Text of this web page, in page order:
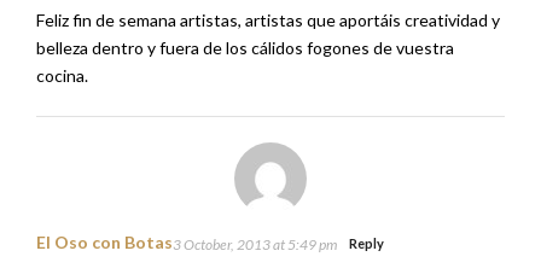
Feliz fin de semana artistas, artistas que aportáis creatividad y
belleza dentro y fuera de los cálidos fogones de vuestra
cocina.
El Oso con Botas3 October, 2013 at 5:49 pm Reply